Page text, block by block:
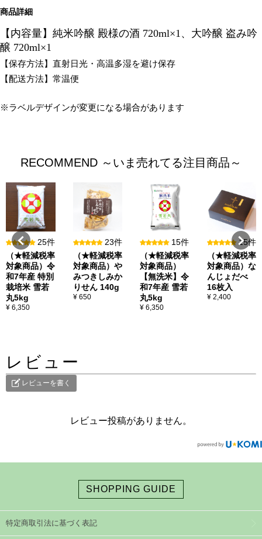
商品詳細
【内容量】 純米吟醸 殿様の酒 720ml×1、 大吟醸 盗み吟
醸 720ml×1
【保存方法】直射日光・高温多湿を避け保存
【配送方法】常温便
※ラベルデザインが変更になる場合があります
RECOMMEND ～いま売れてる注目商品～
25件
（★軽減税率
対象商品）令
和7年産 特別
栽培米 雪若
丸5kg
¥ 6,350
23件
（★軽減税率
対象商品）や
みつきしみか
りせん 140g
¥ 650
15件
（★軽減税率
対象商品）
【無洗米】令
和7年産 雪若
丸5kg
¥ 6,350
15件
（★軽減税率
対象商品）な
んじょだべ
16枚入
¥ 2,400
レビュー
レビューを書く
レビュー投稿がありません。
SHOPPING GUIDE
特定商取引法に基づく表記